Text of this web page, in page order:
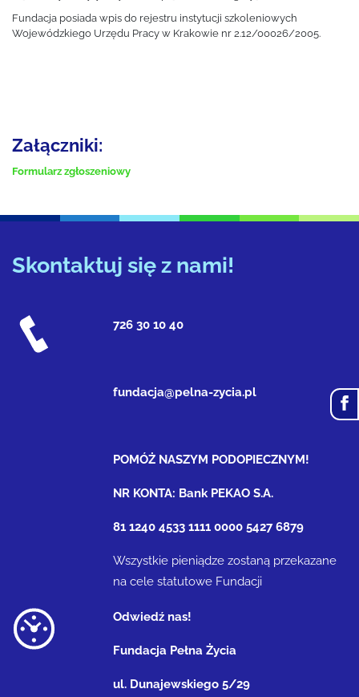
Fundacja posiada wpis do rejestru instytucji szkoleniowych
Wojewódzkiego Urzędu Pracy w Krakowie nr 2.12/00026/2005.
Załączniki:
Formularz zgłoszeniowy
Skontaktuj się z nami!
726 30 10 40
fundacja@pelna-zycia.pl
POMÓŻ NASZYM PODOPIECZNYM!
NR KONTA: Bank PEKAO S.A.
81 1240 4533 1111 0000 5427 6879
Wszystkie pieniądze zostaną przekazane
na cele statutowe Fundacji
Odwiedź nas!
Fundacja Pełna Życia
ul. Dunajewskiego 5/29